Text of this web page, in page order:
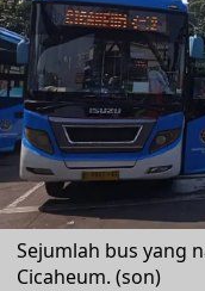
Sejumlah bus yang
Cicaheum. (son)